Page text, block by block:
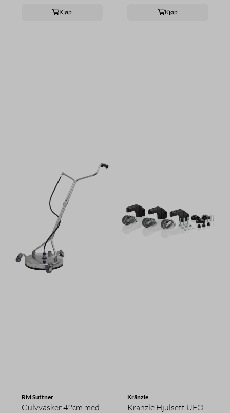
Kjøp Kjøp
RM Suttner
Gulvvasker 42cm med
Kränzle
Kränzle Hjulsett UFO